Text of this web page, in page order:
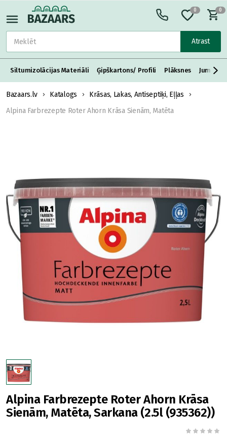
Atrast
0 0
Siltumizolācijas Materiāli Ģipškartons/ Profili Plāksnes Jumta
Bazaars.lv Katalogs
Krāsas, Lakas, Antiseptiķi, Eļļas
Alpina Farbrezepte Roter Ahorn Krāsa Sienām, Matēta
Alpina Farbrezepte Roter Ahorn Krāsa
Sienām, Matēta, Sarkana (2.5l (935362))